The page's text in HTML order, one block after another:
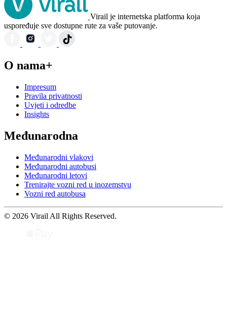
Virail je internetska platforma koja
uspoređuje sve dostupne rute za vaše putovanje.
O nama+
Impresum
Pravila privatnosti
Uvjeti i odredbe
Insights
Međunarodna
Međunarodni vlakovi
Međunarodni autobusi
Međunarodni letovi
Trenirajte vozni red u inozemstvu
Vozni red autobusa
© 2026 Virail All Rights Reserved.